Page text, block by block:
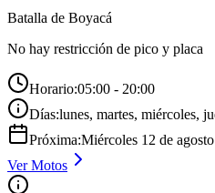
Batalla de Boyacá
No hay restricción de pico y placa
Horario:05:00 - 20:00
Días:lunes, martes, miércoles,
Próxima:Miércoles 12 de agosto
VerMotos